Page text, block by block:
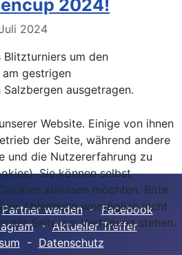
2024!
2024
um den
gestrigen
ausgetragen.
Partner werden-Facebook
-Aktueller Treffer
- Datenschutz
Website. Einige von ihnen
der Seite, während andere
und die Nutzererfahrung zu
Sie können selbst
zulassen möchten. Bitte
Ablehnung womöglich nicht
der Seite zur Verfügung stehen.